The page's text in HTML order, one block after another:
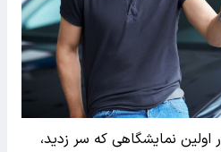
نمایشگاهی که سر زدید،